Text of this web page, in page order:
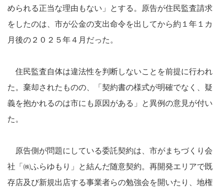
められる正当な理由もない」とする。原告が住民監査請求
をしたのは、市が公金の支出命令を出してから約１年１カ
月後の２０２５年４月だった。
住民監査自体は違法性を判断しないことを前提に行われ
た。棄却されたものの、「契約書の様式が明確でなく、疑
義を抱かれるのは市にも原因がある」と異例の意見が付い
た。
原告側が問題にしている委託契約は、市がまちづくり会
社「㈱ふらゆもり」と結んだ随意契約。再開発エリアで既
存店及び新規出店する事業者らの勉強会を開いたり、地権